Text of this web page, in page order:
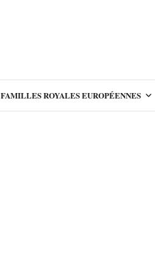
FAMILLES ROYALES EUROPÉENNES